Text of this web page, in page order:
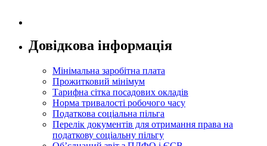
Довідкова інформація
Мінімальна заробітна плата
Прожитковий мінімум
Тарифна сітка посадових окладів
Норма тривалості робочого часу
Податкова соціальна пільга
Перелік документів для отримання права на
податкову соціальну пільгу